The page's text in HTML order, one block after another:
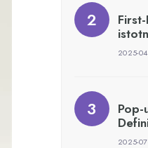
2025-
2025-